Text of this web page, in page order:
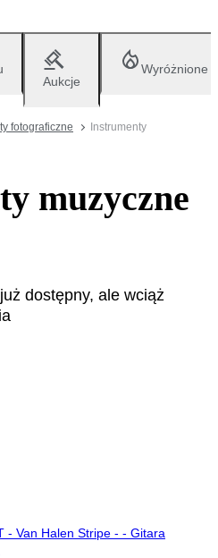
Aukcje
Wyróżnione
fotograficzne
Instrumenty
muzyczne
dostępny, ale wciąż
Halen Stripe - - Gitara